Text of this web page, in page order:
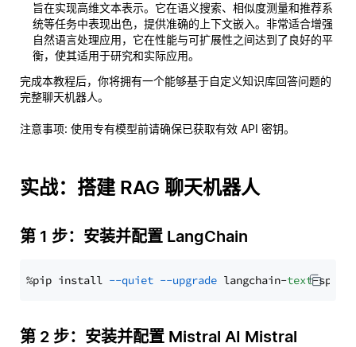
旨在实现高维文本表示。它在语义搜索、相似度测量和推荐系
统等任务中表现出色，提供准确的上下文嵌入。非常适合增强
自然语言处理应用，它在性能与可扩展性之间达到了良好的平
衡，使其适用于研究和实际应用。
完成本教程后，你将拥有一个能够基于自定义知识库回答问题的
完整聊天机器人。
注意事项: 使用专有模型前请确保已获取有效 API 密钥。
实战：搭建 RAG 聊天机器人
第 1 步：安装并配置 LangChain
%pip install --quiet --upgrade langchain-text
第 2 步：安装并配置 Mistral AI Mistral